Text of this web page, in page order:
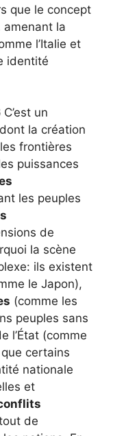
que le concept
amenant la
l’Italie et
identité
C’est un
la création
frontières
puissances
les peuples
de
la scène
ils existent
le Japon),
(comme les
peuples sans
l’État (comme
certains
nationale
et
de